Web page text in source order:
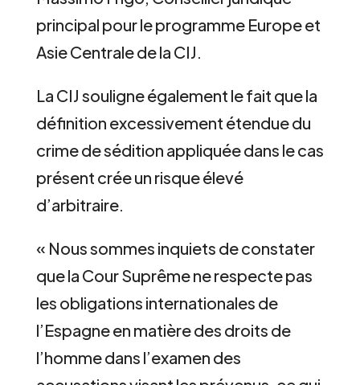
principal pour le programme Europe et
Asie Centrale de la CIJ.
La CIJ souligne également le fait que la
définition excessivement étendue du
crime de sédition appliquée dans le cas
présent crée un risque élevé
d’arbitraire.
« Nous sommes inquiets de constater
que la Cour Suprême ne respecte pas
les obligations internationales de
l’Espagne en matière des droits de
l’homme dans l’examen des